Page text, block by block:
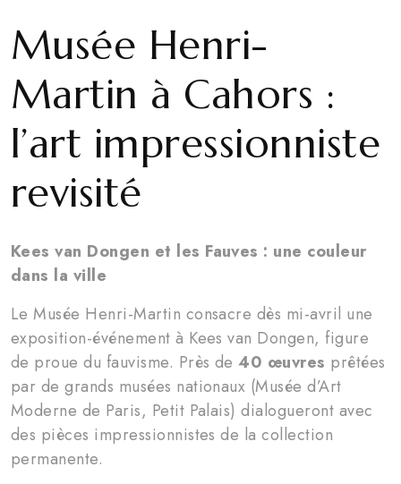
Musée Henri-
Martin à Cahors :
l’art impressionniste
revisité
Kees van Dongen et les Fauves : une couleur
dans la ville
Le Musée Henri-Martin consacre dès mi-avril une
exposition-événement à Kees van Dongen, figure
de proue du fauvisme. Près de40 œuvres prêtées
par de grands musées nationaux (Musée d’Art
Moderne de Paris, Petit Palais) dialogueront avec
des pièces impressionnistes de la collection
permanente.